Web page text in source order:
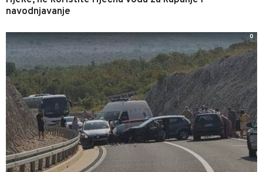
navodnjavanje
0